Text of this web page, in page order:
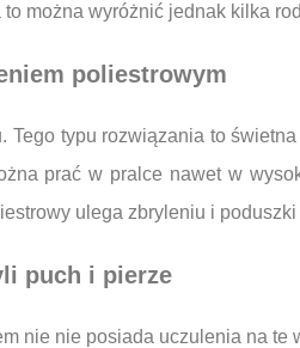
można wyróżnić jednak kilka
poliestrowym
Tego typu rozwiązania to
prać w pralce nawet w
ulega zbryleniu i poduszki
puch i pierze
nie nie posiada uczulenia na te